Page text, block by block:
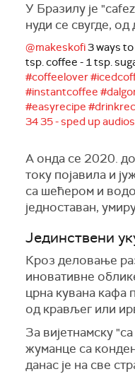
У Бразилу је
нуди се свугде,
@makeskofi3 ways
tsp. coffee - 1 tsp.
#coffeelover
#instantcoffee
#easyrecipe
34 35 - sped up audios
А онда се 2020.
току појавила и
са шећером и
једноставан,
Јединствени
Кроз деловање
иновативне
црна кувана кафа
од крављег или
За вијетнамску
жуманце са
данас је на све